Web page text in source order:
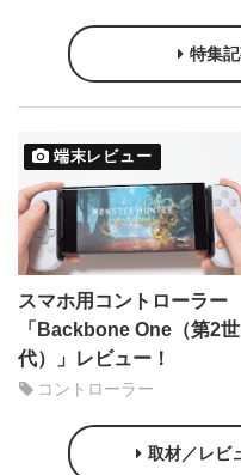
特集
端末レビュー
スマホ用コントローラー
「Backbone One（第2世
代）」レビュー！
コントローラー
取材／レビ